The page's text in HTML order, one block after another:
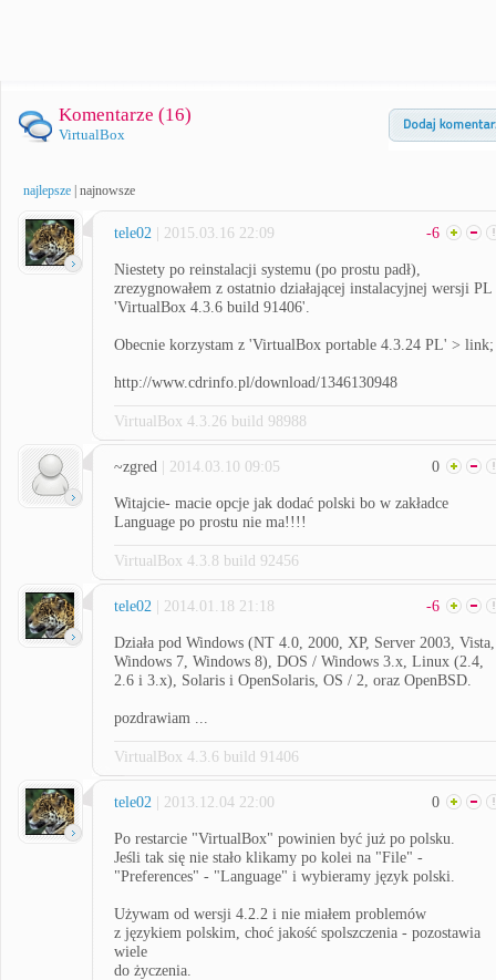
Komentarze (16)
VirtualBox
najlepsze najnowsze
tele02 | 2015.03.16 22:09 -6
Niestety po reinstalacji systemu (po prostu padł),
zrezygnowałem z ostatnio działającej instalacyjnej wersji PL
'VirtualBox 4.3.6 build 91406'.
Obecnie korzystam z 'VirtualBox portable 4.3.24 PL' > link;
http://www.cdrinfo.pl/download/1346130948
VirtualBox 4.3.26 build 98988
~zgred | 2014.03.10 09:05 0
Witajcie- macie opcje jak dodać polski bo w zakładce
Language po prostu nie ma!!!!
VirtualBox 4.3.8 build 92456
tele02 | 2014.01.18 21:18 -6
Działa pod Windows (NT 4.0, 2000, XP, Server 2003, Vista,
Windows 7, Windows 8), DOS / Windows 3.x, Linux (2.4,
2.6 i 3.x), Solaris i OpenSolaris, OS / 2, oraz OpenBSD.
pozdrawiam ...
VirtualBox 4.3.6 build 91406
tele02 | 2013.12.04 22:00 0
Po restarcie "VirtualBox" powinien być już po polsku.
Jeśli tak się nie stało klikamy po kolei na "File" -
"Preferences" - "Language" i wybieramy język polski.
Używam od wersji 4.2.2 i nie miałem problemów
z językiem polskim, choć jakość spolszczenia - pozostawia
wiele
do życzenia.